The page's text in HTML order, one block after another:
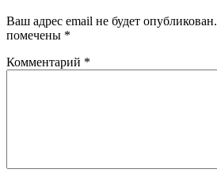
Ваш адрес email не будет опубликован.
помечены *
Комментарий *